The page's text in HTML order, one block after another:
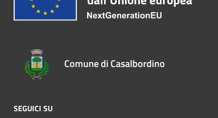
Comune di Casalbordino
SEGUICI SU